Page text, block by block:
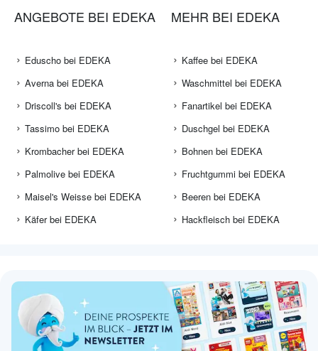
ANGEBOTE BEI EDEKA
Eduscho bei EDEKA
Averna bei EDEKA
Driscoll's bei EDEKA
Tassimo bei EDEKA
Krombacher bei EDEKA
Palmolive bei EDEKA
Maisel's Weisse bei EDEKA
Käfer bei EDEKA
MEHR BEI EDEKA
Kaffee bei EDEKA
Waschmittel bei EDEKA
Fanartikel bei EDEKA
Duschgel bei EDEKA
Bohnen bei EDEKA
Fruchtgummi bei EDEKA
Beeren bei EDEKA
Hackfleisch bei EDEKA